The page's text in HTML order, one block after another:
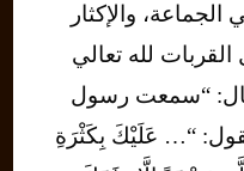
والإكثار
لله تعالي
“سمعت رسول
“… عَلَيْكَ بِكَثْرَةِ